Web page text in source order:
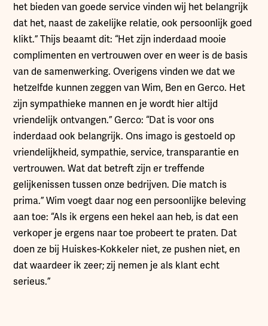
het bieden van goede service vinden wij het belangrijk
dat het, naast de zakelijke relatie, ook persoonlijk goed
klikt.” Thijs beaamt dit: “Het zijn inderdaad mooie
complimenten en vertrouwen over en weer is de basis
van de samenwerking. Overigens vinden we dat we
hetzelfde kunnen zeggen van Wim, Ben en Gerco. Het
zijn sympathieke mannen en je wordt hier altijd
vriendelijk ontvangen.” Gerco: “Dat is voor ons
inderdaad ook belangrijk. Ons imago is gestoeld op
vriendelijkheid, sympathie, service, transparantie en
vertrouwen. Wat dat betreft zijn er treffende
gelijkenissen tussen onze bedrijven. Die match is
prima.” Wim voegt daar nog een persoonlijke beleving
aan toe: “Als ik ergens een hekel aan heb, is dat een
verkoper je ergens naar toe probeert te praten. Dat
doen ze bij Huiskes-Kokkeler niet, ze pushen niet, en
dat waardeer ik zeer; zij nemen je als klant echt
serieus.”